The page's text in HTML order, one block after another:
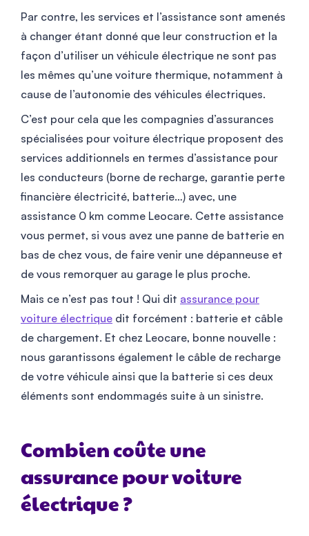
Par contre, les services et l’assistance sont amenés
à changer étant donné que leur construction et la
façon d’utiliser un véhicule électrique ne sont pas
les mêmes qu’une voiture thermique, notamment à
cause de l’autonomie des véhicules électriques.
C’est pour cela que les compagnies d’assurances
spécialisées pour voiture électrique proposent des
services additionnels en termes d’assistance pour
les conducteurs (borne de recharge, garantie perte
financière électricité, batterie…) avec, une
assistance 0 km comme Leocare. Cette assistance
vous permet, si vous avez une panne de batterie en
bas de chez vous, de faire venir une dépanneuse et
de vous remorquer au garage le plus proche.
Mais ce n’est pas tout ! Qui dit assurance pour
voiture électrique dit forcément : batterie et câble
de chargement. Et chez Leocare, bonne nouvelle : ​​
nous garantissons également le câble de recharge
de votre véhicule ainsi que la batterie si ces deux
éléments sont endommagés suite à un sinistre.
Combien coûte une
assurance pour voiture
électrique ?